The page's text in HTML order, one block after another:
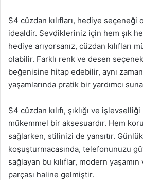
S4 cüzdan kılıfları, hediye seçeneği
idealdir. Sevdikleriniz için hem şık
hediye arıyorsanız, cüzdan kılıfları
olabilir. Farklı renk ve desen
beğenisine hitap edebilir, aynı
yaşamlarında pratik bir yardımcı
S4 cüzdan kılıfı, şıklığı ve
mükemmel bir aksesuardır. Hem
sağlarken, stilinizi de yansıtır.
koşuşturmacasında, telefonunuzu
sağlayan bu kılıflar, modern
parçası haline gelmiştir.